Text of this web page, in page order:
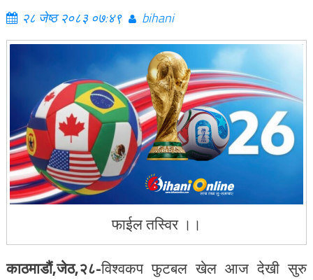
२८ जेष्ठ २०८३ ०७:४९ bihani
फाईल तस्विर ।।
काठमाडौं,जेठ,२८-विश्वकप फुटबल खेल आज देखी सुरु